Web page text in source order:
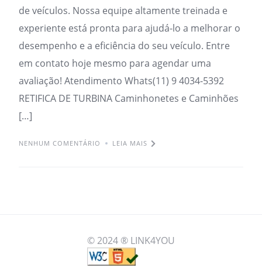
de veículos. Nossa equipe altamente treinada e
experiente está pronta para ajudá-lo a melhorar o
desempenho e a eficiência do seu veículo. Entre
em contato hoje mesmo para agendar uma
avaliação! Atendimento Whats(11) 9 4034-5392
RETIFICA DE TURBINA Caminhonetes e Caminhões
[…]
NENHUM COMENTÁRIO LEIA MAIS
© 2024 ® LINK4YOU